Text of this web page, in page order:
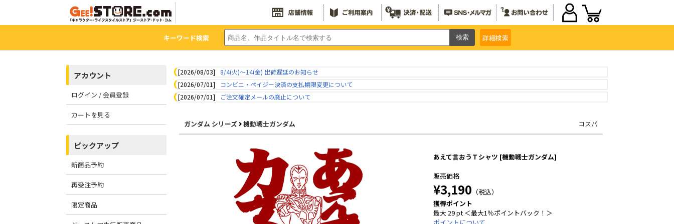
キーワード検索 詳細検索
アカウント
ログイン / 会員登録
カートを見る
ピックアップ
新商品予約
再受注予約
限定商品
[2026/08/03]
8/4(火)～14(金) 出荷遅延のお知らせ
[2026/07/01]
コンビニ・ペイジー決済の支払期限変更について
[2026/07/01]
ご注文確定メールの廃止について
ガンダム シリーズ 機動戦士ガンダム コスパ
あえて言おうＴシャツ [機動戦士ガンダム]
販売価格
¥3,190 （税込）
獲得ポイント
最大 29 pt ＜最大1％ポイントバック！＞